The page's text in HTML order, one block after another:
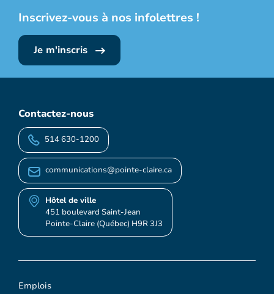
Inscrivez-vous à nos infolettres !
Je m'inscris
Emplois
Contactez-nous
514 630-1200
communications@pointe-claire.ca
Hôtel de ville
451 boulevard Saint-Jean
Pointe-Claire (Québec) H9R 3J3